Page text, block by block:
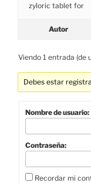
zyloric tablet for
Autor
Viendo 1 entrada (de
Debes estar
Nombre de usuario:
Contraseña:
Recordar mi